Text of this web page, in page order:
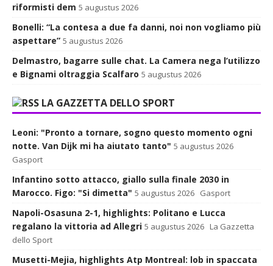
riformisti dem 5 augustus 2026
Bonelli: “La contesa a due fa danni, noi non vogliamo più
aspettare” 5 augustus 2026
Delmastro, bagarre sulle chat. La Camera nega l’utilizzo
e Bignami oltraggia Scalfaro 5 augustus 2026
LA GAZZETTA DELLO SPORT
Leoni: "Pronto a tornare, sogno questo momento ogni
notte. Van Dijk mi ha aiutato tanto" 5 augustus 2026
Gasport
Infantino sotto attacco, giallo sulla finale 2030 in
Marocco. Figo: "Si dimetta" 5 augustus 2026 Gasport
Napoli-Osasuna 2-1, highlights: Politano e Lucca
regalano la vittoria ad Allegri 5 augustus 2026 La Gazzetta
dello Sport
Musetti-Mejia, highlights Atp Montreal: lob in spaccata